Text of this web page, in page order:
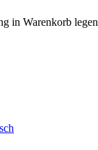
in Warenkorb legen